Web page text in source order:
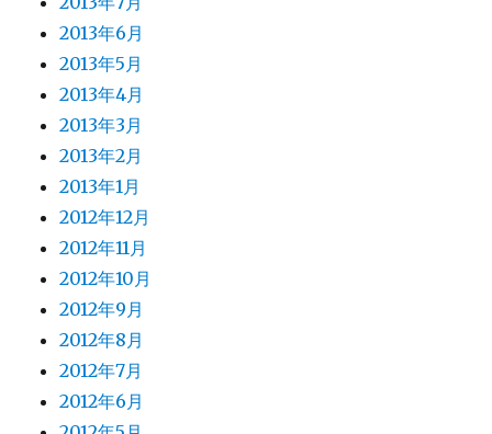
2013年6月
2013年5月
2013年4月
2013年3月
2013年2月
2013年1月
2012年12月
2012年11月
2012年10月
2012年9月
2012年8月
2012年7月
2012年6月